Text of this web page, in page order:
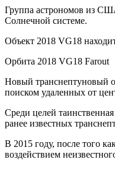
Группа астрономов из
Солнечной системе.
Объект 2018 VG18
Орбита 2018 VG18 Farout
Новый транснептуновый
поиском удаленных от
Среди целей таинственная
ранее известных
В 2015 году, после того
воздействием